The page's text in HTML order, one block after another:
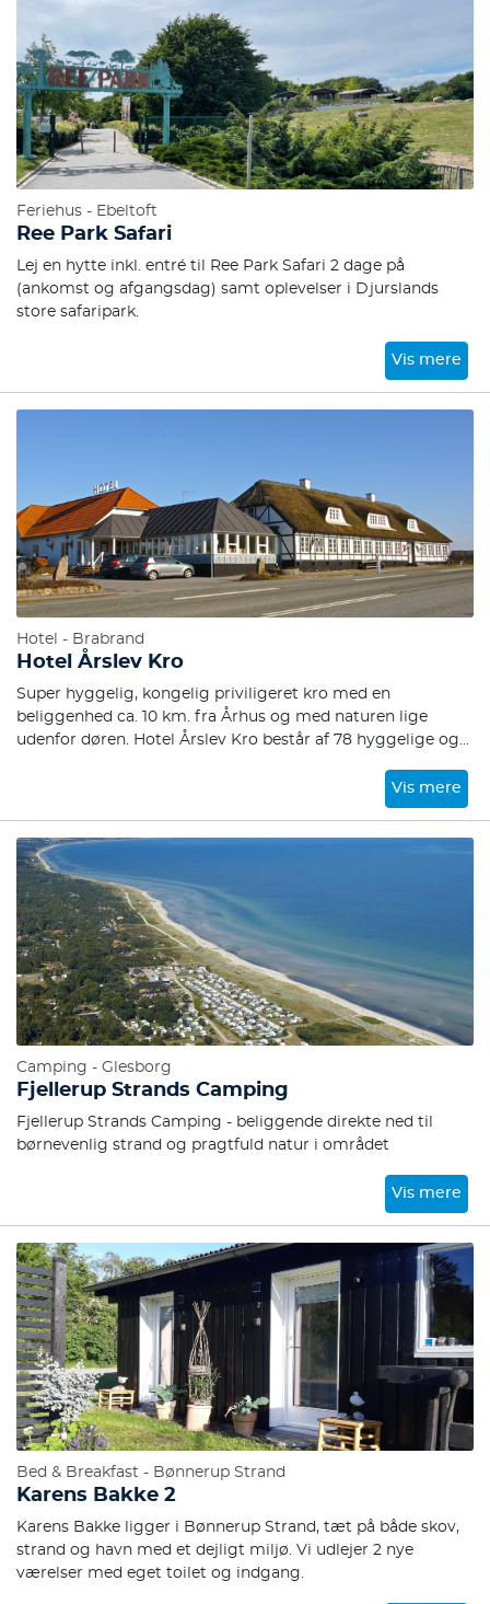
Feriehus - Ebeltoft
Ree Park Safari
Lej en hytte inkl. entré til Ree Park Safari 2 dage på
(ankomst og afgangsdag) samt oplevelser i Djurslands
store safaripark.
Vis mere
Hotel - Brabrand
Hotel Årslev Kro
Super hyggelig, kongelig priviligeret kro med en
beliggenhed ca. 10 km. fra Århus og med naturen lige
udenfor døren. Hotel Årslev Kro består af 78 hyggelige og
faciliteter som f.eks. fodboldbane, grønt område, udendørs
hotelværelser. Vi håber, at du som gæst på Hotel Årslev
Kro får en rigtig god oplevelse under dit besøg!
Vis mere
Camping - Glesborg
Fjellerup Strands Camping
Fjellerup Strands Camping - beliggende direkte ned til
børnevenlig strand og pragtfuld natur i området
Vis mere
Bed & Breakfast - Bønnerup Strand
Karens Bakke 2
Karens Bakke ligger i Bønnerup Strand, tæt på både skov,
strand og havn med et dejligt miljø. Vi udlejer 2 nye
værelser med eget toilet og indgang.